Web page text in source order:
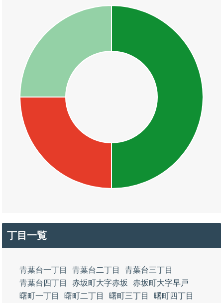
丁目一覧
青葉台一丁目 青葉台二丁目
青葉台三丁目
青葉台四丁目
赤坂町大字赤坂
赤坂町大字早戸
曙町一丁目
曙町二丁目 曙町三丁目 曙町四丁目